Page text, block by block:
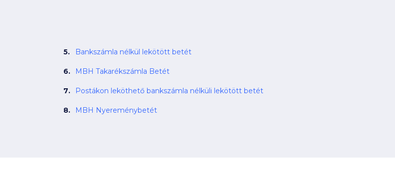
Bankszámla nélkül lekötött betét
MBH Takarékszámla Betét
Postákon leköthető bankszámla nélküli lekötött betét
MBH Nyereménybetét